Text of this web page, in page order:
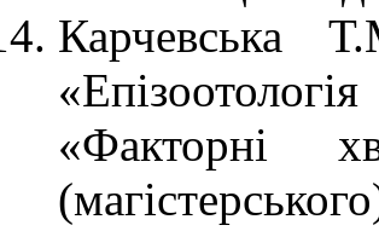
Карчевська
«Факторні